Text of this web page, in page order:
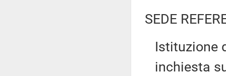
SEDE
Istituzione
inchiesta